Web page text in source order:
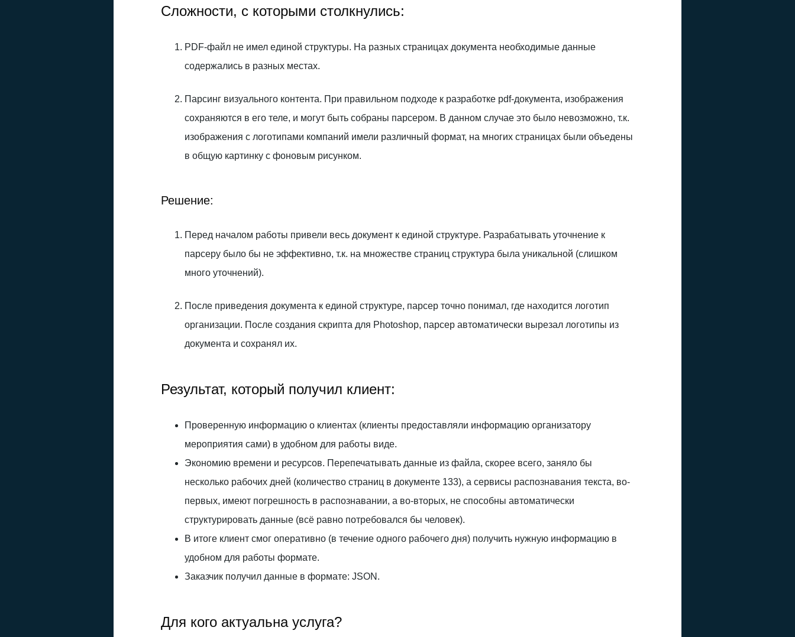
Сложности, с которыми столкнулись:
PDF-файл не имел единой структуры. На разных страницах документа необходимые данные
содержались в разных местах.
Парсинг визуального контента. При правильном подходе к разработке pdf-документа, изображения
сохраняются в его теле, и могут быть собраны парсером. В данном случае это было невозможно, т.к.
изображения с логотипами компаний имели различный формат, на многих страницах были объедены
в общую картинку с фоновым рисунком.
Решение:
Перед началом работы привели весь документ к единой структуре. Разрабатывать уточнение к
парсеру было бы не эффективно, т.к. на множестве страниц структура была уникальной (слишком
много уточнений).
После приведения документа к единой структуре, парсер точно понимал, где находится логотип
организации. После создания скрипта для Photoshop, парсер автоматически вырезал логотипы из
документа и сохранял их.
Результат, который получил клиент:
Проверенную информацию о клиентах (клиенты предоставляли информацию организатору
мероприятия сами) в удобном для работы виде.
Экономию времени и ресурсов. Перепечатывать данные из файла, скорее всего, заняло бы
несколько рабочих дней (количество страниц в документе 133), а сервисы распознавания текста, во-
первых, имеют погрешность в распознавании, а во-вторых, не способны автоматически
структурировать данные (всё равно потребовался бы человек).
В итоге клиент смог оперативно (в течение одного рабочего дня) получить нужную информацию в
удобном для работы формате.
Заказчик получил данные в формате: JSON.
Для кого актуальна услуга?